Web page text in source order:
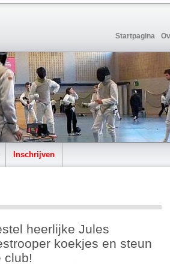
Startpagina
Inschrijven
heerlijke Jules
koekjes en steun
club!